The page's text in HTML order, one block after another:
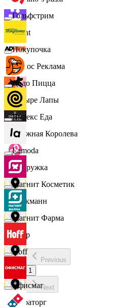
Urent
Эдмос Реклама
Четыре Лапы
Снежная Королева
Подружка
Стокманн
Cпар
demo
Мираторг
Гольфстрим
Покупочка
Додо Пицца
Яндекс Еда
Lamoda
Магнит Косметик
Магнит Фарма
Hoff
Офисмаг
Previous
1
Next